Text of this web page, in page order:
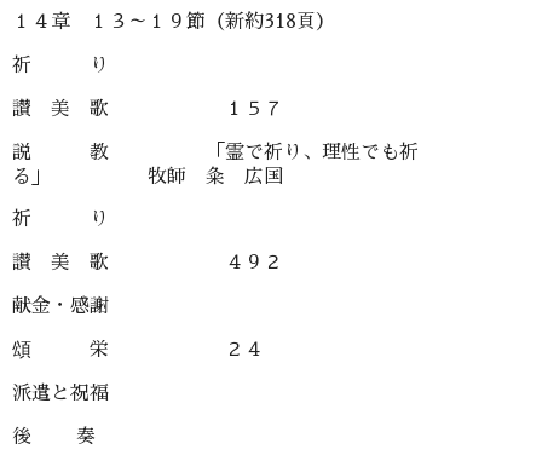
１４章 １３～１９節（新約318頁）
祈 り
讃 美 歌 １５７
説 教 「霊で祈り、理性でも祈
る」 牧師 粂 広国
祈 り
讃 美 歌 ４９２
献金・感謝
頌 栄 ２４
派遣と祝福
後 奏